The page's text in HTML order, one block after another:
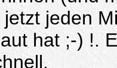
jeden
hat ;-) !.